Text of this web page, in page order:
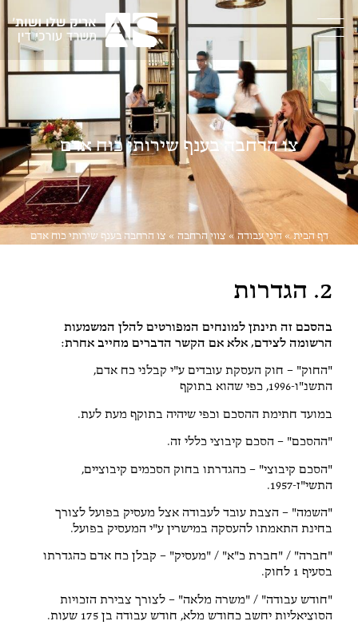
צו הרחבה בענף שירותי כוח אדם
דף הבית »דיני עבודה » צווי הרחבה » צו הרחבה בענף שירותי כוח אדם
2. הגדרות
בהסכם זה תינתן למונחים המפורטים להלן המשמעות
הרשומה לצידם, אלא אם הקשר הדברים מחייב אחרת:
"החוק" – חוק העסקת עובדים ע"י קבלני כח אדם,
התשנ"ו-1996, כפי שהוא בתוקף
במועד חתימת ההסכם וכפי שיהיה בתוקף מעת לעת.
"ההסכם" – הסכם קיבוצי כללי זה.
"הסכם קיבוצי" – כהגדרתו בחוק הסכמים קיבוציים,
התשי"ז-1957.
"השמה" – הצבת עובד לעבודה אצל מעסיק בפועל לצורך
בחינת התאמתו להעסקה במישרין ע"י המעסיק בפועל.
"חברה" / "חברת כ"א" / "מעסיק" – קבלן כח אדם כהגדרתו
בסעיף 1 לחוק.
"חודש עבודה" / "משרה מלאה" – לצורך צבירת הזכויות
הסוציאליות יחשב כחודש מלא, חודש עבודה בן 175 שעות.